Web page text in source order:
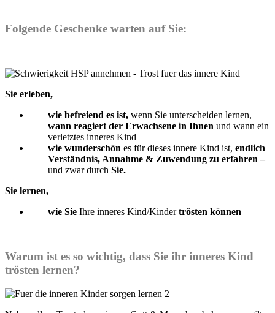
Folgende Geschenke warten auf Sie:
Sie erleben,
wie befreiend es ist, wenn Sie unterscheiden lernen,
wann reagiert der Erwachsene in Ihnen und wann ein
verletztes inneres Kind
wie wunderschön es für dieses innere Kind ist, endlich
Verständnis, Annahme & Zuwendung zu erfahren –
und zwar durch Sie.
Sie lernen,
wie Sie Ihre inneres Kind/Kindertrösten können
Warum ist es so wichtig, dass Sie ihr inneres Kind
trösten lernen?